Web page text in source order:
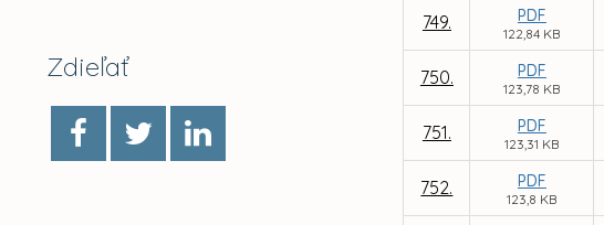
Zdieľať
749. PDF
122,84 KB
750. PDF
123,78 KB
751. PDF
123,31 KB
752. PDF
123,8 KB